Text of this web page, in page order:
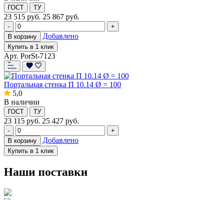
ГОСТ ТУ
23 515 руб. 25 867 руб.
-
+
В корзину
Добавлено
Купить в 1 клик
Арт. PorSt-7123
Портальная стенка П 10.14 Ø = 100
5,0
В наличии
ГОСТ ТУ
23 115 руб. 25 427 руб.
-
+
В корзину
Добавлено
Купить в 1 клик
Наши поставки